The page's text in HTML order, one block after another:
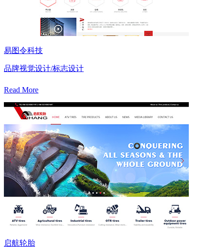
易图令科技
品牌视觉设计/标志设计
Read More
启航轮胎